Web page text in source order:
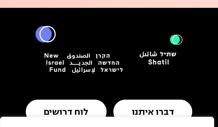
דברו איתנו לוח דרושים